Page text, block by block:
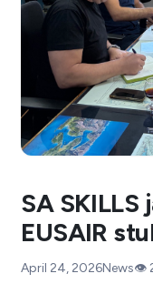
SA SKILLS
EUSAIR
April 24, 2026News👁️